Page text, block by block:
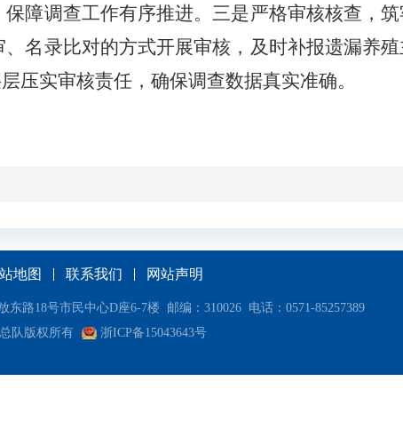
障调查工作有序推进。三是严格审核核查，
名录比对的方式开展审核， 及时补报遗漏养
层压实审核责任，确保调查数据真实准确。
地图 联系我们 网站声明
路18号市民中心D座6-7楼 邮编：310026 电话：0571-85257389
队版权所有
浙ICP备15043643号